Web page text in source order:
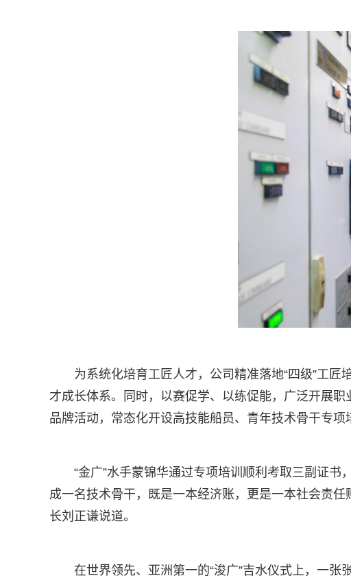
为系统化培育工匠人才，公司精准落地“四级”工
才成长体系。同时，以赛促学、以练促能，广泛开展职
品牌活动，常态化开设高技能船员、青年技术骨干专
“金广”水手蒙锦华通过专项培训顺利考取三副证
成一名技术骨干，既是一本经济账，更是一本社会责
长刘正谦说道。
在世界领先、亚洲第一的“浚广”吉水仪式上，一张